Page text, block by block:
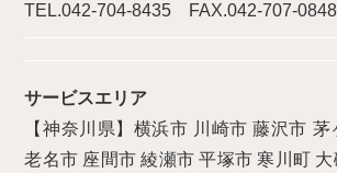
TEL.042-704-8435 FAX.042-707-0848
サービスエリア
【神奈川県】横浜市 川崎市 藤沢市
老名市 座間市 綾瀬市 平塚市 寒川町